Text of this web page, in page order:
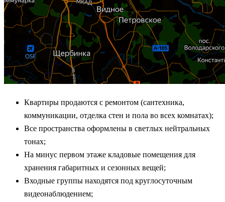
Квартиры продаются с ремонтом (сантехника,
коммуникации, отделка стен и пола во всех комнатах);
Все пространства оформлены в светлых нейтральных
тонах;
На минус первом этаже кладовые помещения для
хранения габаритных и сезонных вещей;
Входные группы находятся под круглосуточным
видеонаблюдением;